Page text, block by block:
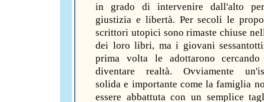
in grado di intervenire dall'alto
giustizia e libertà. Per secoli le
scrittori utopici sono rimaste chiuse
dei loro libri, ma i giovani
prima volta le adottarono
diventare realtà. Ovviamente
solida e importante come la famiglia
essere abbattuta con un semplice